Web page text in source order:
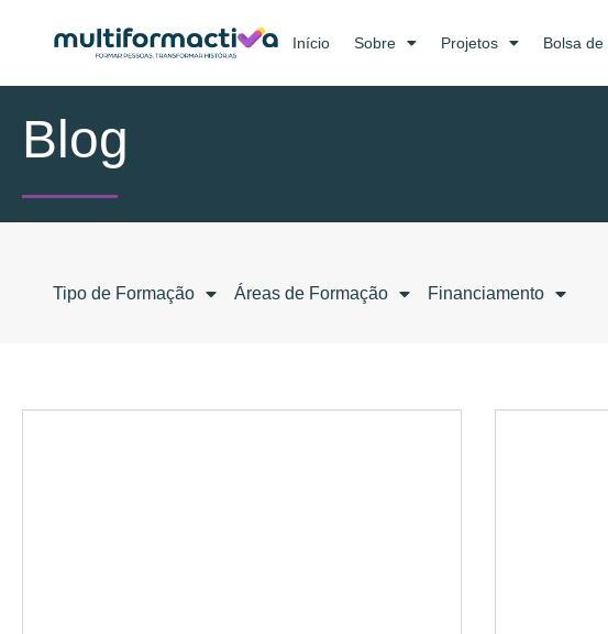
Início Sobre Projetos Bolsa
Blog
Tipo de Formação Áreas de Formação Financiamento